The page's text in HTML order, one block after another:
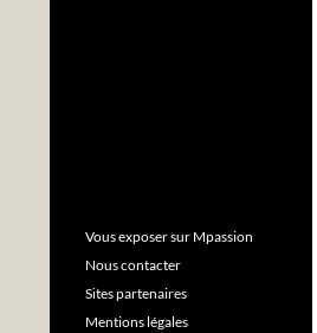
Vous exposer sur Mpassion
Nous contacter
Sites partenaires
Mentions légales